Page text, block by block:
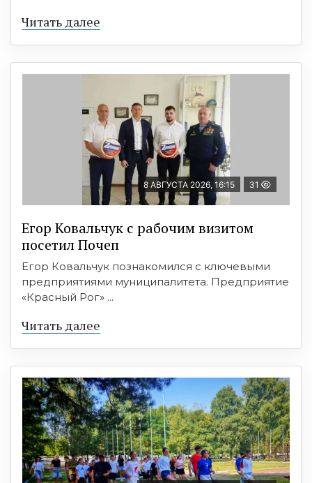
Читать далее
8 АВГУСТА 2026, 16:15 31
Егор Ковальчук с рабочим визитом
посетил Почеп
Егор Ковальчук познакомился с ключевыми
предприятиями муниципалитета. Предприятие
«Красный Рог» ...
Читать далее